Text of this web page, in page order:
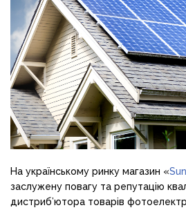
На українському ринку магазин «
заслужену повагу та репутацію
дистриб’ютора товарів